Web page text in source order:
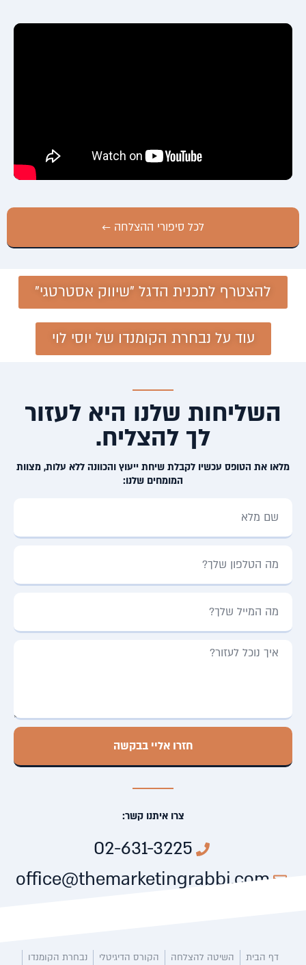
לכל סיפורי ההצלחה ←
להצטרף לתכנית הדגל "שיווק אסטרטגי"
עוד על נבחרת הקומנדו של יוסי לוי
השליחות שלנו היא לעזור
לך להצליח.
מלאו את הטופס עכשיו לקבלת שיחת ייעוץ והכוונה ללא עלות, מצוות
המומחים שלנו:
חזרו אליי בבקשה
צרו איתנו קשר:
02-631-3225
office@themarketingrabbi.com
דף הבית השיטה להצלחה הקורס הדיגיטלי נבחרת הקומנדו